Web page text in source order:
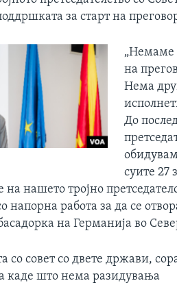
за старт на
„Немаме
на
Нема
До
суите 27
на нашето тројно
напорна работа за да се
на Германија во
со совет со двете држави,
каде што нема разидувања